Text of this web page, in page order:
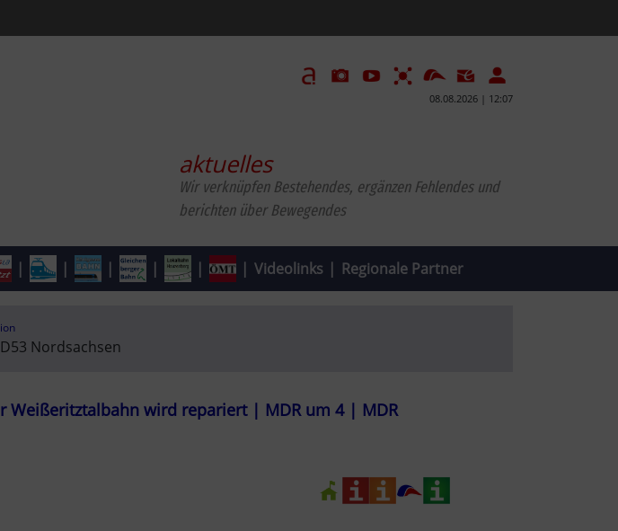
08.08.2026 | 12:07
aktuelles
Wir verknüpfen Bestehendes, ergänzen Fehlendes und
berichten über Bewegendes
| | | | | | Videolinks | Regionale Partner
Nordsachsen
Weißeritztalbahn wird repariert | MDR um 4 | MDR